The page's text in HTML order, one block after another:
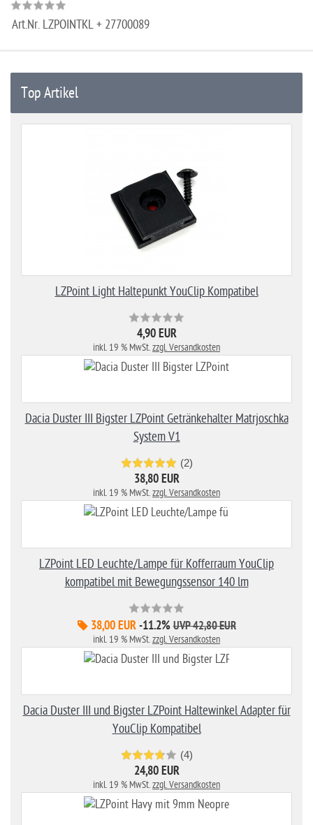
Art.Nr. LZPOINTKL + 27700089
Top Artikel
LZPoint Light Haltepunkt YouClip Kompatibel
4,90 EUR
inkl. 19 % MwSt.zzgl. Versandkosten
Dacia Duster III Bigster LZPoint Getränkehalter Matrjoschka
System V1
(2)
38,80 EUR
inkl. 19 % MwSt.zzgl. Versandkosten
LZPoint LED Leuchte/Lampe für Kofferraum YouClip
kompatibel mit Bewegungssensor 140 lm
38,00 EUR -11.2% UVP 42,80 EUR
inkl. 19 % MwSt.zzgl. Versandkosten
Dacia Duster III und Bigster LZPoint Haltewinkel Adapter für
YouClip Kompatibel
(4)
24,80 EUR
inkl. 19 % MwSt.zzgl. Versandkosten